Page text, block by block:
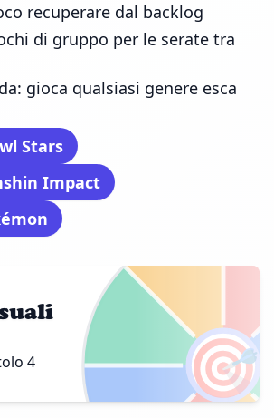
recuperare dal backlog
di gruppo per le serate tra
gioca qualsiasi genere esca
Stars
Impact
🎯
4